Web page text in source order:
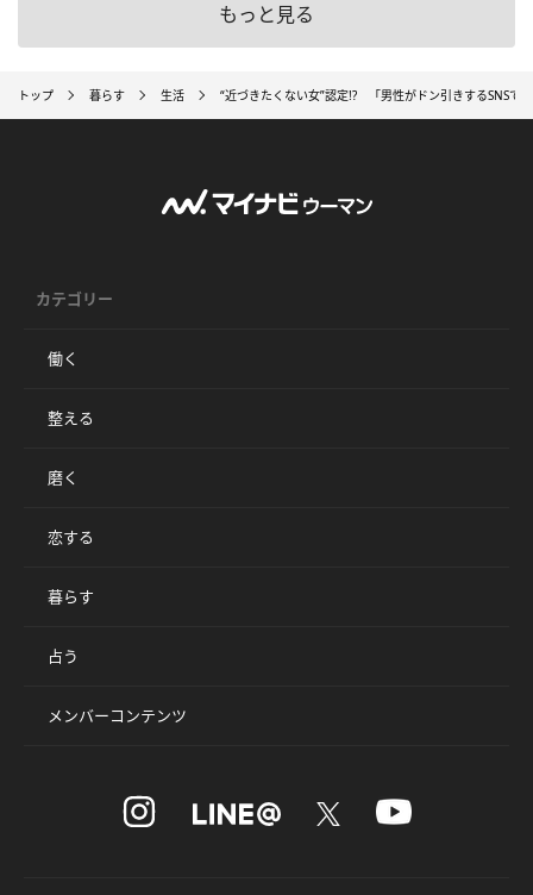
もっと見る
トップ 暮らす 生活 “近づきたくない女”認定!? 「男性がドン引きするSNSで
カテゴリー
働く
整える
磨く
恋する
暮らす
占う
メンバーコンテンツ